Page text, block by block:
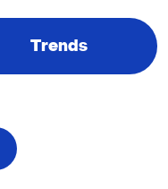
Trends